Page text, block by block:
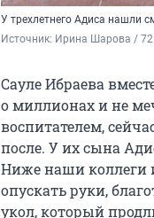
У трехлетнего Адиса нашли
Источник: Ирина Шарова /
Сауле Ибраева
о миллионах и не
воспитателем,
после. У их сына
Ниже наши коллеги
опускать руки,
укол, который